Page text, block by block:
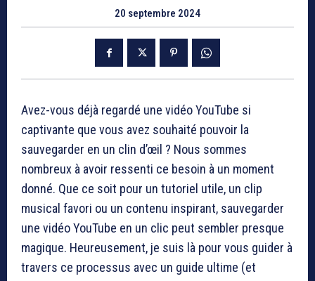
20 septembre 2024
Avez-vous déjà regardé une vidéo YouTube si
captivante que vous avez souhaité pouvoir la
sauvegarder en un clin d’œil ? Nous sommes
nombreux à avoir ressenti ce besoin à un moment
donné. Que ce soit pour un tutoriel utile, un clip
musical favori ou un contenu inspirant, sauvegarder
une vidéo YouTube en un clic peut sembler presque
magique. Heureusement, je suis là pour vous guider à
travers ce processus avec un guide ultime (et